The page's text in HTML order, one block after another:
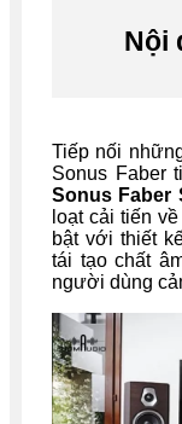
Nội
Tiếp nối
Sonus Faber
Sonus Faber
loạt cải tiến
bật với thiết
tái tạo chất
người dùng